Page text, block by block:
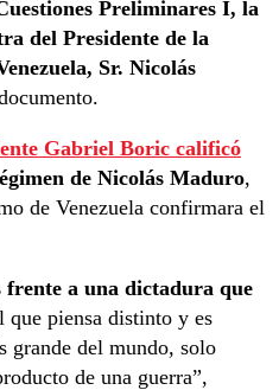
Preliminares I, la
del Presidente de la
Sr. Nicolás
Gabriel Boric calificó
de Nicolás Maduro,
de Venezuela confirmara el
frente a una dictadura que
que piensa distinto y es
grande del mundo, solo
de una guerra”,